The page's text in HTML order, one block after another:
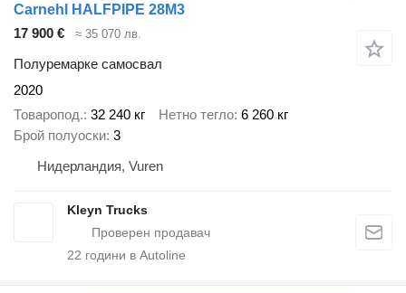
Carnehl HALFPIPE 28M3
17 900 €
≈ 35 070 лв.
Полуремарке самосвал
2020
Товаропод. 32 240 кг Нетно тегло 6 260 кг
Брой полуоски 3
Нидерландия, Vuren
Kleyn Trucks
22 години в Autoline